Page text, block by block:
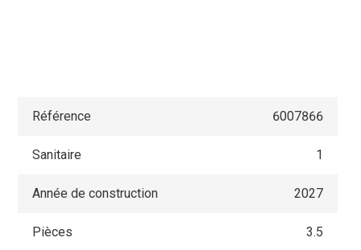
Référence 6007866
Sanitaire 1
Année de construction 2027
Pièces 3.5